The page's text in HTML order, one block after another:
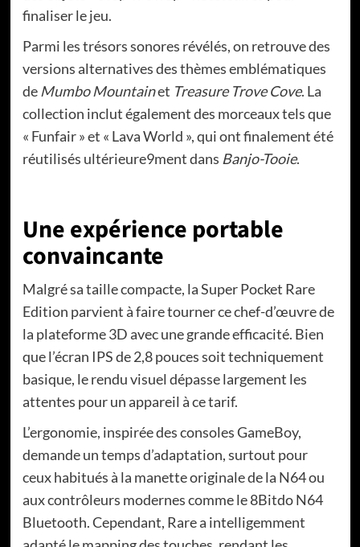
finaliser le jeu.
Parmi les trésors sonores révélés, on retrouve des
versions alternatives des thèmes emblématiques
de Mumbo Mountainet Treasure Trove Cove. La
collection inclut également des morceaux tels que
« Funfair » et « Lava World », qui ont finalement été
réutilisés ultérieure9ment dans Banjo-Tooie.
Une expérience portable
convaincante
Malgré sa taille compacte, la Super Pocket Rare
Edition parvient à faire tourner ce chef-d’œuvre de
la plateforme 3D avec une grande efficacité. Bien
que l’écran IPS de 2,8 pouces soit techniquement
basique, le rendu visuel dépasse largement les
attentes pour un appareil à ce tarif.
L’ergonomie, inspirée des consoles GameBoy,
demande un temps d’adaptation, surtout pour
ceux habitués à la manette originale de la N64 ou
aux contrôleurs modernes comme le 8Bitdo N64
Bluetooth. Cependant, Rare a intelligemment